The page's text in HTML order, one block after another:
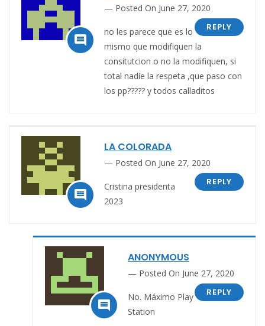

Posted On June 27, 2020
REPLY
no les parece que es lo
mismo que modifiquen la
consitutcion o no la modifiquen, si
total nadie la respeta ,que paso con
los pp????? y todos calladitos

LA COLORADA
Posted On June 27, 2020
REPLY
Cristina presidenta
2023

ANONYMOUS
Posted On June 27, 2020
REPLY
No. Máximo Play
Station